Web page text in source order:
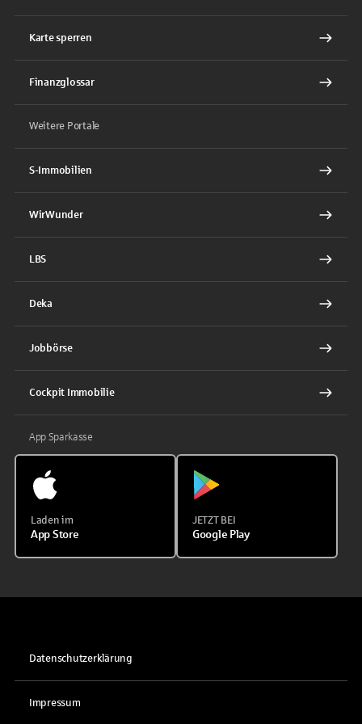
Karte sperren
Finanzglossar
Weitere Portale
S-Immobilien
WirWunder
LBS
Deka
Jobbörse
Cockpit Immobilie
App Sparkasse
Laden im
App Store
JETZT BEI
Google Play
Datenschutzerklärung
Impressum